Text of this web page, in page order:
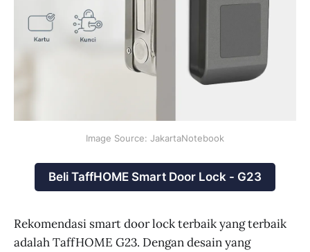
Image Source: JakartaNotebook
Beli TaffHOME Smart Door Lock - G23
Rekomendasi smart door lock terbaik yang terbaik
adalah TaffHOME G23. Dengan desain yang